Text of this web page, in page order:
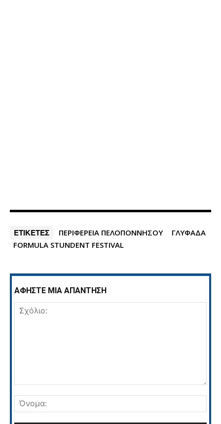
ΕΤΙΚΕΤΕΣ ΠΕΡΙΦΈΡΕΙΑ ΠΕΛΟΠΟΝΝΗΣΟΥ
ΓΛΥΦΑΔΑ
FORMULA STUNDENT FESTIVAL
ΑΦΗΣΤΕ ΜΙΑ ΑΠΑΝΤΗΣΗ